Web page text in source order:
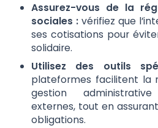
Assurez-vous de la
sociales : vérifiez que
ses cotisations pour
solidaire.
Utilisez des outils
plateformes facilitent la
gestion
externes, tout en
obligations.